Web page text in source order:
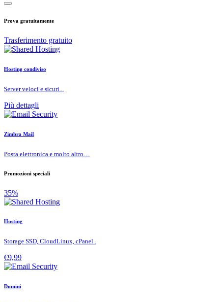
Prova gratuitamente
Trasferimento gratuito
Hosting condiviso
Server veloci e sicuri...
Più dettagli
Zimbra Mail
Posta elettronica e molto altro…
Promozioni speciali
35%
Hosting
Storage SSD, CloudLinux, cPanel..
€9,99
Domini